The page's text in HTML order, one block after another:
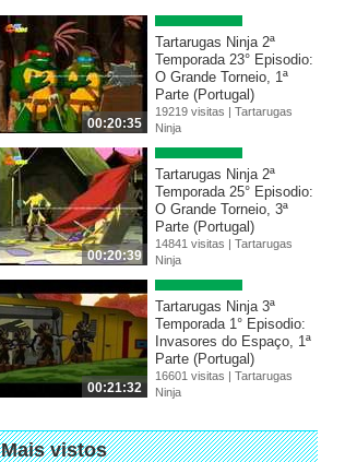
00:20:35
Tartarugas Ninja 2ª
Temporada 23° Episodio:
O Grande Torneio, 1ª
Parte (Portugal)
19219 visitas | Tartarugas
Ninja
00:20:39
Tartarugas Ninja 2ª
Temporada 25° Episodio:
O Grande Torneio, 3ª
Parte (Portugal)
14841 visitas | Tartarugas
Ninja
00:21:32
Tartarugas Ninja 3ª
Temporada 1° Episodio:
Invasores do Espaço, 1ª
Parte (Portugal)
16601 visitas | Tartarugas
Ninja
Mais vistos